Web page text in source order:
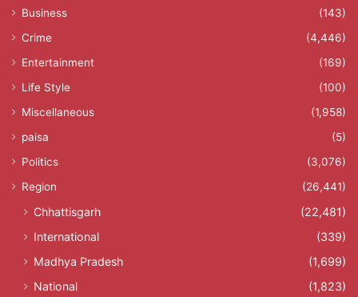
Business
(143)
Crime
(4,446)
Entertainment
(169)
Life Style
(100)
Miscellaneous
(1,958)
paisa
(5)
Politics
(3,076)
Region
(26,441)
Chhattisgarh
(22,481)
International
(339)
Madhya Pradesh
(1,699)
National
(1,823)